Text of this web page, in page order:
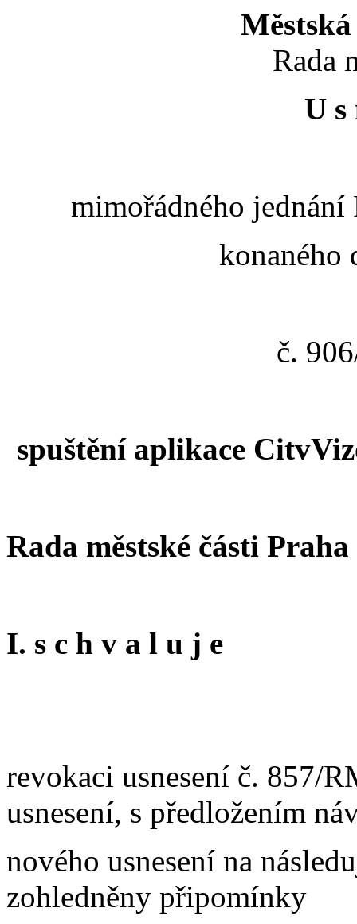
Rada
U s
mimořádného jednání
konaného
č.
spuštění aplikace
Rada městské části Praha
I. s c h v a l u j e
revokaci usnesení č. 857/
usnesení, s předložením
nového usnesení na
zohledněny připomínky